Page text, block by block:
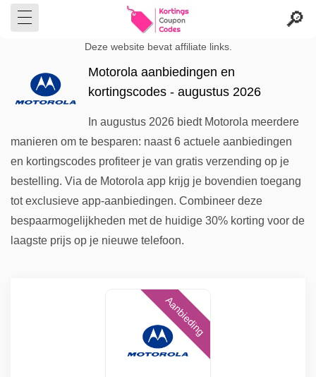
Deze website bevat affiliate links.
Motorola aanbiedingen en
kortingscodes - augustus 2026
In augustus 2026 biedt Motorola meerdere
manieren om te besparen: naast 6 actuele aanbiedingen
en kortingscodes profiteer je van gratis verzending op je
bestelling. Via de Motorola app krijg je bovendien toegang
tot exclusieve app-aanbiedingen. Combineer deze
bespaarmogelijkheden met de huidige 30% korting voor de
laagste prijs op je nieuwe telefoon.
Aanbieding